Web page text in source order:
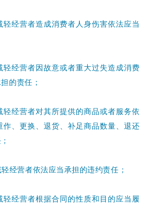
轻经营者造成消费者人身伤害依法应当
轻经营者因故意或者重大过失造成消费
的责任；
轻经营者对其所提供的商品或者服务依
、更换、退货、补足商品数量、退还
轻经营者依法应当承担的违约责任；
轻经营者根据合同的性质和目的应当履